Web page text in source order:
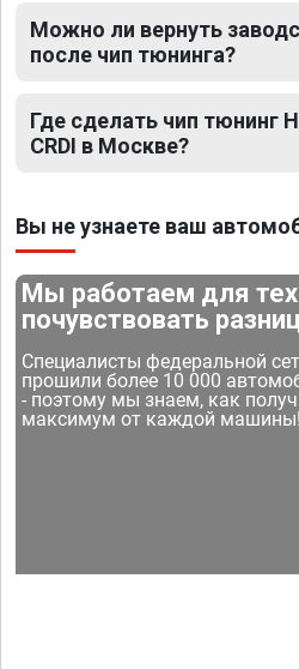
Можно ли вернуть
после чип тюнинга?
Где сделать чип тюнинг
CRDI в Москве?
Вы не узнаете ваш
Мы работаем для
почувствовать
Специалисты федеральной
прошили более 10 000
- поэтому мы знаем, как
максимум от каждой машины!